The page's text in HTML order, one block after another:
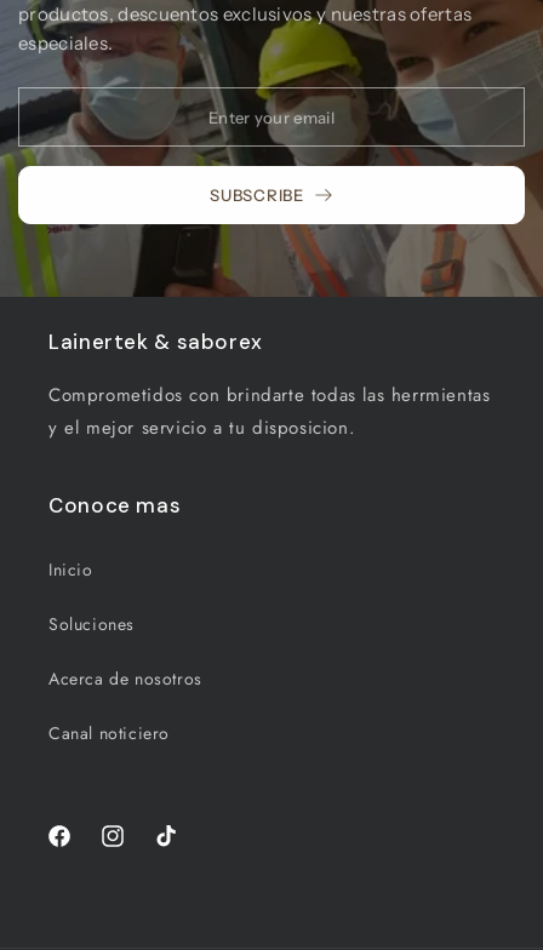
productos, descuentos exclusivos y nuestras ofertas
especiales.
SUBSCRIBE
Lainertek & saborex
Comprometidos con brindarte todas las herrmientas
y el mejor servicio a tu disposicion.
Conoce mas
Inicio
Soluciones
Acerca de nosotros
Canal noticiero
FacebookInstagramTikTok